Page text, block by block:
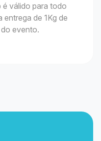
é válido para todo
entrega de 1Kg de
evento.